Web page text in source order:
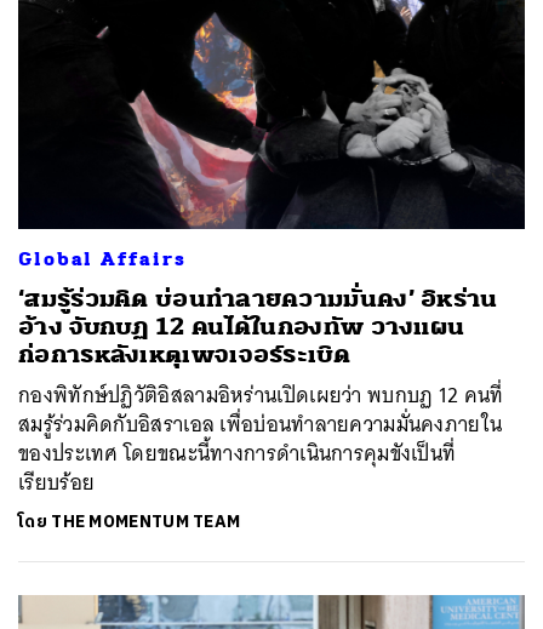
Global Affairs
‘สมรู้ร่วมคิด บ่อนทำลายความมั่นคง’ อิหร่าน
อ้าง จับกบฏ 12 คนได้ในกองทัพ วางแผน
ก่อการหลังเหตุเพจเจอร์ระเบิด
กองพิทักษ์ปฏิวัติอิสลามอิหร่านเปิดเผยว่า พบกบฏ 12 คนที่
สมรู้ร่วมคิดกับอิสราเอล เพื่อบ่อนทำลายความมั่นคงภายใน
ของประเทศ โดยขณะนี้ทางการดำเนินการคุมขังเป็นที่
เรียบร้อย
โดย THE MOMENTUM TEAM